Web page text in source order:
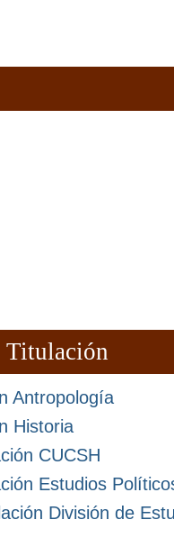
Titulación
Antropología
Historia
CUCSH
Estudios
División de